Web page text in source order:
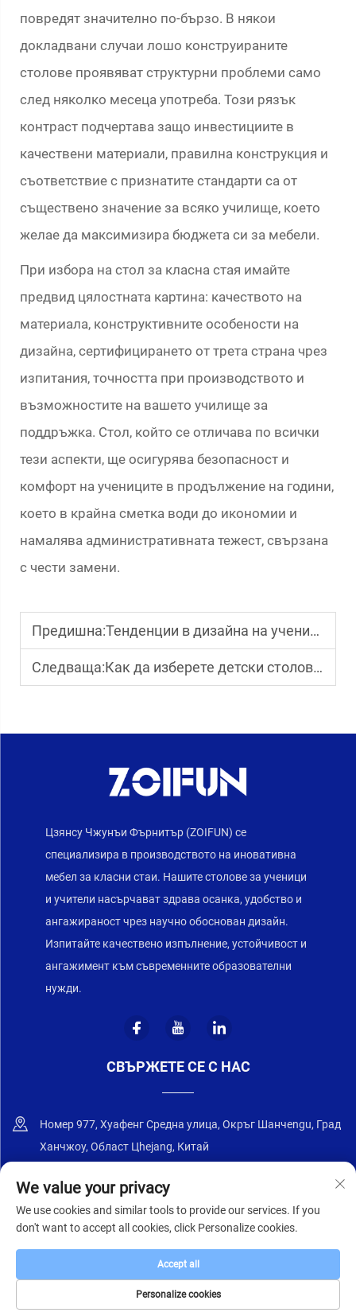
повредят значително по-бързо. В някои
докладвани случаи лошо конструираните
столове проявяват структурни проблеми само
след няколко месеца употреба. Този рязък
контраст подчертава защо инвестициите в
качествени материали, правилна конструкция и
съответствие с признатите стандарти са от
съществено значение за всяко училище, което
желае да максимизира бюджета си за мебели.
При избора на стол за класна стая имайте
предвид цялостната картина: качеството на
материала, конструктивните особености на
дизайна, сертифицирането от трета страна чрез
изпитания, точността при производството и
възможностите на вашето училище за
поддръжка. Стол, който се отличава по всички
тези аспекти, ще осигурява безопасност и
комфорт на учениците в продължение на години,
което в крайна сметка води до икономии и
намалява административната тежест, свързана
с чести замени.
Предишна:Тенденции в дизайна на ученически бюра
Следваща:Как да изберете детски столове за предучилищни заведения?
Цзянсу Чжунъи Фърнитър (ZOIFUN) се
специализира в производството на иновативна
мебел за класни стаи. Нашите столове за ученици
и учители насърчават здрава осанка, удобство и
ангажираност чрез научно обоснован дизайн.
Изпитайте качествено изпълнение, устойчивост и
ангажимент към съвременните образователни
нужди.
СВЪРЖЕТЕ СЕ С НАС
Номер 977, Хуафенг Средна улица, Окръг Шанчengu, Град
Ханчжоу, Област Цhejang, Китай
+86-18668589258
[email protected]
© 2025 Цзянсу Чжунъи Фърнитър Ко., Лтд.
поверителност
НАЧАЛНА
We value your privacy
We use cookies and similar tools to provide our services. If you
don't want to accept all cookies, click Personalize cookies.
Personalize cookies
Accept all